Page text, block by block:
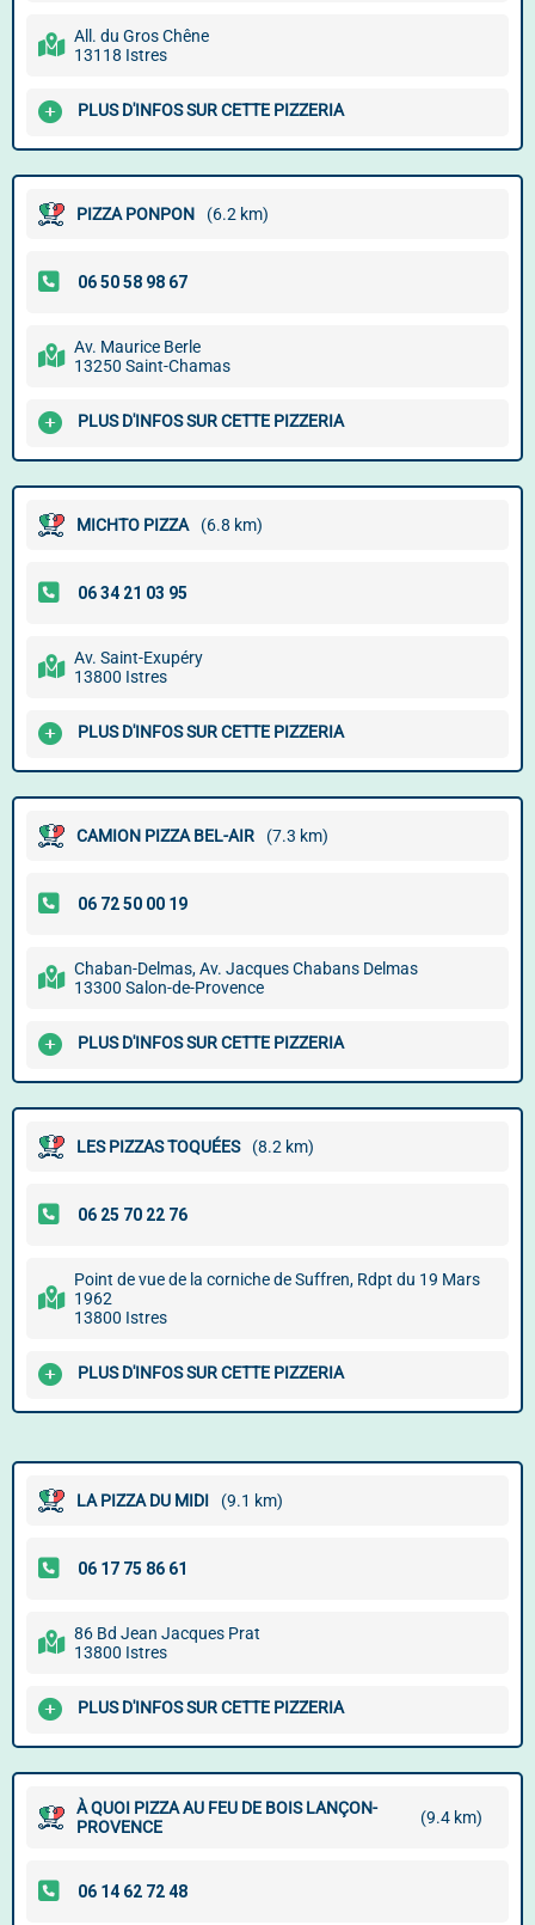
All. du Gros Chêne
13118 Istres
PLUS D'INFOS SUR CETTE PIZZERIA
PIZZA PONPON (6.2 km)
Av. Maurice Berle
13250 Saint-Chamas
PLUS D'INFOS SUR CETTE PIZZERIA
MICHTO PIZZA (6.8 km)
Av. Saint-Exupéry
13800 Istres
PLUS D'INFOS SUR CETTE PIZZERIA
CAMION PIZZA BEL-AIR (7.3 km)
Chaban-Delmas, Av. Jacques Chabans Delmas
13300 Salon-de-Provence
PLUS D'INFOS SUR CETTE PIZZERIA
LES PIZZAS TOQUÉES (8.2 km)
Point de vue de la corniche de Suffren, Rdpt du 19 Mars
1962
13800 Istres
PLUS D'INFOS SUR CETTE PIZZERIA
LA PIZZA DU MIDI (9.1 km)
86 Bd Jean Jacques Prat
13800 Istres
PLUS D'INFOS SUR CETTE PIZZERIA
À QUOI PIZZA AU FEU DE BOIS LANÇON-
PROVENCE
(9.4 km)